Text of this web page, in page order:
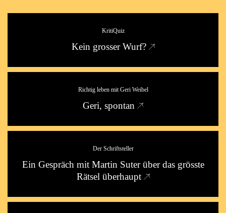
KritiQuiz
Kein grosser Wurf?
Richtig leben mit Geri Weibel
Geri, spontan
Der Schriftsteller
Ein Gespräch mit Martin Suter über das grösste
Rätsel überhaupt